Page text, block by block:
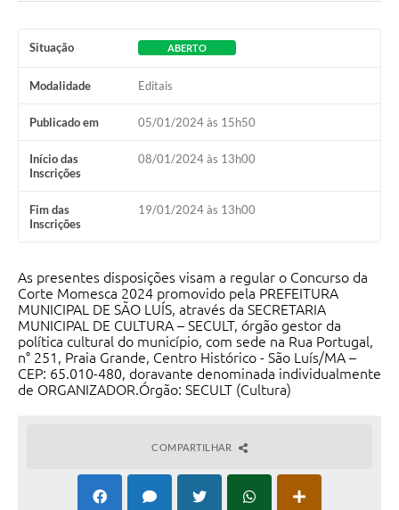
Situação ABERTO
Modalidade Editais
Publicado em 05/01/2024 às 15h50
Início das
Inscrições
08/01/2024 às 13h00
Fim das
Inscrições
19/01/2024 às 13h00
As presentes disposições visam a regular o Concurso da
Corte Momesca 2024 promovido pela PREFEITURA
MUNICIPAL DE SÃO LUÍS, através da SECRETARIA
MUNICIPAL DE CULTURA – SECULT, órgão gestor da
política cultural do município, com sede na Rua Portugal,
n° 251, Praia Grande, Centro Histórico - São Luís/MA –
CEP: 65.010-480, doravante denominada individualmente
de ORGANIZADOR.Órgão: SECULT (Cultura)
COMPARTILHAR